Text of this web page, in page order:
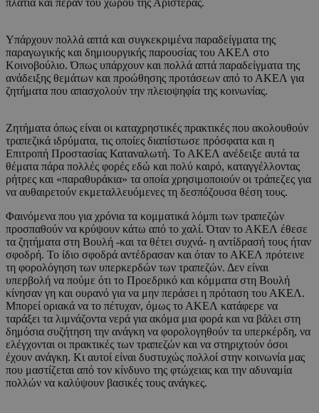
πλατιά και πέραν του χώρου της Αριστεράς.
Υπάρχουν πολλά απτά και συγκεκριμένα παραδείγματα της
παραγωγικής και δημιουργικής παρουσίας του ΑΚΕΛ στο
Κοινοβούλιο. Όπως υπάρχουν και πολλά απτά παραδείγματα της
ανάδειξης θεμάτων και προώθησης προτάσεων από το ΑΚΕΛ για
ζητήματα που απασχολούν την πλειοψηφία της κοινωνίας.
Ζητήματα όπως είναι οι καταχρηστικές πρακτικές που ακολουθούν
τραπεζικά ιδρύματα, τις οποίες διαπίστωσε πρόσφατα και η
Επιτροπή Προστασίας Καταναλωτή. Το ΑΚΕΛ ανέδειξε αυτά τα
θέματα πάρα πολλές φορές εδώ και πολύ καιρό, καταγγέλλοντας
ρήτρες και «παραθυράκια» τα οποία χρησιμοποιούν οι τράπεζες για
να αυθαιρετούν εκμεταλλευόμενες τη δεσπόζουσα θέση τους.
Φαινόμενα που για χρόνια τα κομματικά λόμπι των τραπεζών
προσπαθούν να κρύψουν κάτω από το χαλί. Όταν το ΑΚΕΛ έθεσε
τα ζητήματα στη Βουλή -και τα θέτει συχνά- η αντίδρασή τους ήταν
σφοδρή. Το ίδιο σφοδρά αντέδρασαν και όταν το ΑΚΕΛ πρότεινε
τη φορολόγηση των υπερκερδών των τραπεζών. Δεν είναι
υπερβολή να πούμε ότι το Προεδρικό και κόμματα στη Βουλή
κίνησαν γη και ουρανό για να μην περάσει η πρόταση του ΑΚΕΛ.
Μπορεί οριακά να το πέτυχαν, όμως το ΑΚΕΛ κατάφερε να
ταράξει τα λιμνάζοντα νερά για ακόμα μια φορά και να βάλει στη
δημόσια συζήτηση την ανάγκη να φορολογηθούν τα υπερκέρδη, να
ελέγχονται οι πρακτικές των τραπεζών και να στηριχτούν όσοι
έχουν ανάγκη. Κι αυτοί είναι δυστυχώς πολλοί στην κοινωνία μας
που μαστίζεται από τον κίνδυνο της φτώχειας και την αδυναμία
πολλών να καλύψουν βασικές τους ανάγκες.